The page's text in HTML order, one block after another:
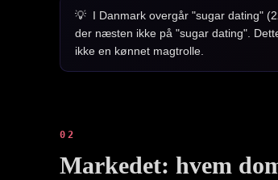
I Danmark overgår "sugar dating"
der næsten ikke på "sugar dating".
ikke en kønnet magtrolle.
02
Markedet: hvem